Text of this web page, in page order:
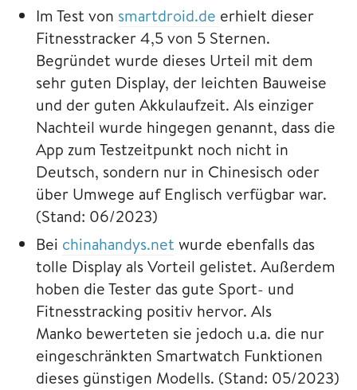
Im Test von smartdroid.de erhielt dieser
Fitnesstracker 4,5 von 5 Sternen.
Begründet wurde dieses Urteil mit dem
sehr guten Display, der leichten Bauweise
und der guten Akkulaufzeit. Als einziger
Nachteil wurde hingegen genannt, dass die
App zum Testzeitpunkt noch nicht in
Deutsch, sondern nur in Chinesisch oder
über Umwege auf Englisch verfügbar war.
(Stand: 06/2023)
Bei chinahandys.net wurde ebenfalls das
tolle Display als Vorteil gelistet. Außerdem
hoben die Tester das gute Sport- und
Fitnesstracking positiv hervor. Als
Manko bewerteten sie jedoch u.a. die nur
eingeschränkten Smartwatch Funktionen
dieses günstigen Modells. (Stand: 05/2023)